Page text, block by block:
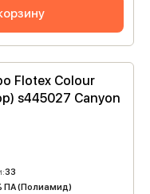
Flotex Colour
s445027 Canyon
33
ПА (Полиамид)